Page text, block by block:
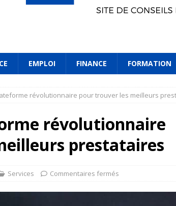
EMPLOI FINANCE FORMATION
révolutionnaire pour trouver les meilleurs
révolutionnaire
prestataires
Services Commentaires fermés